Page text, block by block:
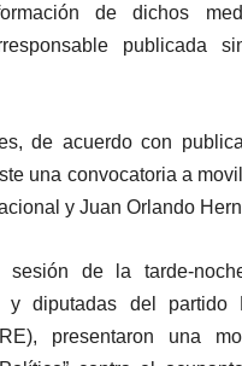
de dichos
publicada
de acuerdo con
una convocatoria a
y Juan Orlando
sesión de la tarde-
y diputadas del partido
presentaron una